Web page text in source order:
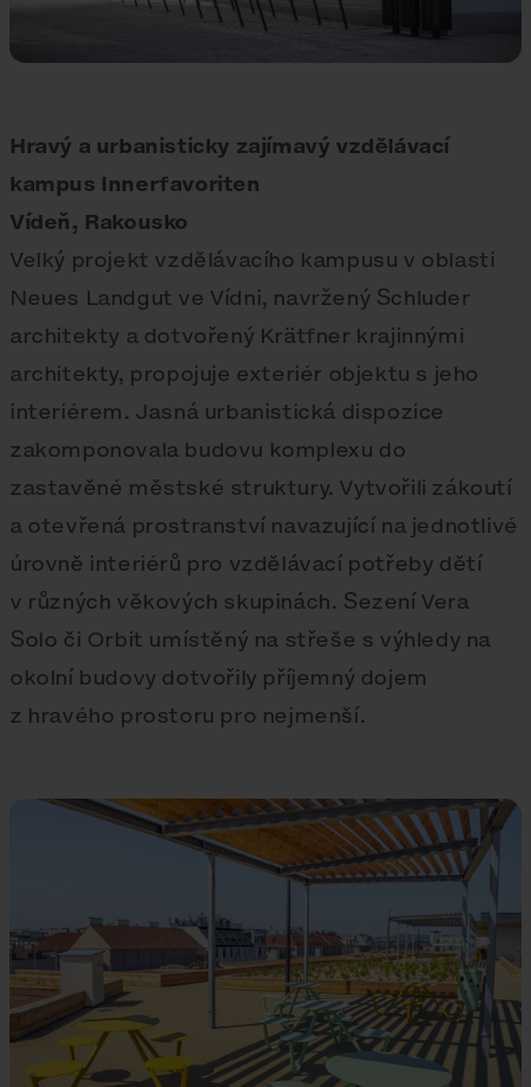
Hravý a urbanisticky zajímavý vzdělávací
kampus Innerfavoriten
Vídeň, Rakousko
Velký projekt vzdělávacího kampusu v oblasti
Neues Landgut ve Vídni, navržený Schluder
architekty a dotvořený Krätfner krajinnými
architekty, propojuje exteriér objektu s jeho
interiérem. Jasná urbanistická dispozice
zakomponovala budovu komplexu do
zastavěné městské struktury. Vytvořili zákoutí
a otevřená prostranství navazující na jednotlivé
úrovně interiérů pro vzdělávací potřeby dětí
v různých věkových skupinách. Sezení Vera
Solo či Orbit umístěný na střeše s výhledy na
okolní budovy dotvořily příjemný dojem
z hravého prostoru pro nejmenší.